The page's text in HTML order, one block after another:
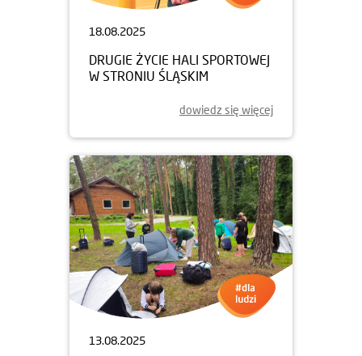
18.08.2025
DRUGIE ŻYCIE HALI SPORTOWEJ
W STRONIU ŚLĄSKIM
dowiedz się więcej
13.08.2025